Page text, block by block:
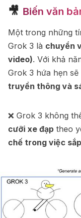
🎥 Biến văn
Một trong những
Grok 3 là chuyển
video). Với khả
Grok 3 hứa hẹn sẽ
truyền thông và
❌ Grok 3 không
cưỡi xe đạp theo
chế trong việc